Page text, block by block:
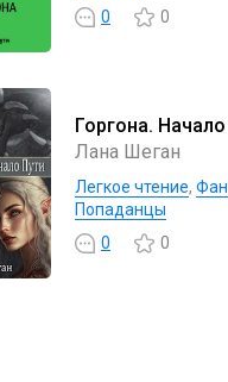
0
0
Горгона. Начало
Лана Шеган
Легкое чтение,
Попаданцы
0
0